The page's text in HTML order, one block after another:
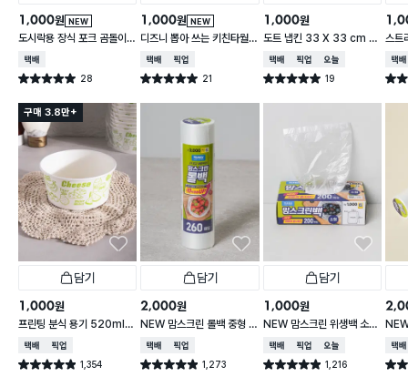
NEW
1,000원
도시락용 장식 포크 곰돌이 1
0개입
택배배송
별점 5.0점 28
건 작성
NEW
1,000원
디즈니 뽑아 쓰는 키친타월
2겹 150매입 체크
택배배송매장픽업
별점 5.0점 21
건 작성
1,000원
도트 냅킨 33 X 33 cm 1
5매입
택배배송매장픽업오늘배송
별점 5.0점 19
건 작성
스트
cm
택배
별점
구매 3.8만+
담기
1,000원
프린팅 분식 용기 520ml 1
8개입
택배배송매장픽업
별점 4.9점 1,354
건 작성
담기
2,000원
NEW 맘스크린 롤백 중형 2
60매입
택배배송매장픽업
별점 4.9점 1,273
건 작성
담기
1,000원
NEW 맘스크린 위생백 소형
200매입
택배배송매장픽업오늘배송
별점 4.9점 1,216
건 작성
00
택배
별점